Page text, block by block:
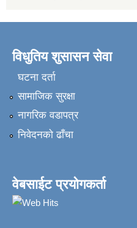
विधुतिय शुसासन सेवा
घटना दर्ता
सामाजिक सुरक्षा
नागरिक वडापत्र
निवेदनकाे ढाँचा
वेबसाईट प्रयोगकर्ता